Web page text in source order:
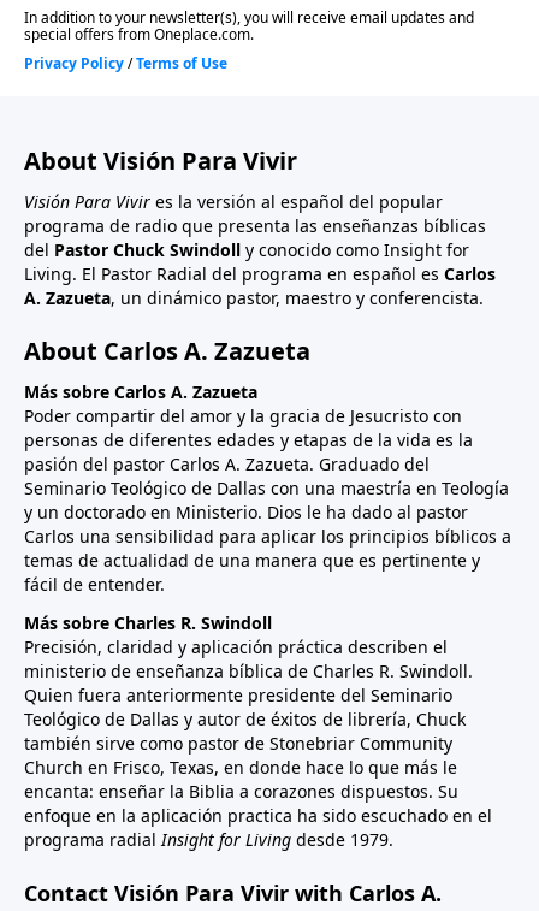
About Visión Para Vivir
Visión Para Vivir es la versión al español del popular
programa de radio que presenta las enseñanzas bíblicas
del Pastor Chuck Swindoll y conocido como Insight for
Living. El Pastor Radial del programa en español es Carlos
A. Zazueta, un dinámico pastor, maestro y conferencista.
About Carlos A. Zazueta
Más sobre Carlos A. Zazueta
Poder compartir del amor y la gracia de Jesucristo con
personas de diferentes edades y etapas de la vida es la
pasión del pastor Carlos A. Zazueta. Graduado del
Seminario Teológico de Dallas con una maestría en Teología
y un doctorado en Ministerio. Dios le ha dado al pastor
Carlos una sensibilidad para aplicar los principios bíblicos a
temas de actualidad de una manera que es pertinente y
fácil de entender.
Más sobre Charles R. Swindoll
Precisión, claridad y aplicación práctica describen el
ministerio de enseñanza bíblica de Charles R. Swindoll.
Quien fuera anteriormente presidente del Seminario
Teológico de Dallas y autor de éxitos de librería, Chuck
también sirve como pastor de Stonebriar Community
Church en Frisco, Texas, en donde hace lo que más le
encanta: enseñar la Biblia a corazones dispuestos. Su
enfoque en la aplicación practica ha sido escuchado en el
programa radialInsight for Living desde 1979.
Contact Visión Para Vivir with Carlos A.